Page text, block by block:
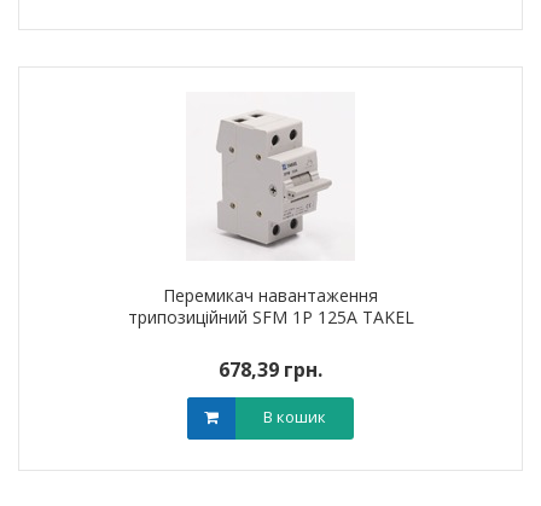
Перемикач навантаження
трипозиційний SFM 1P 125A TAKEL
678,39 грн.
В кошик